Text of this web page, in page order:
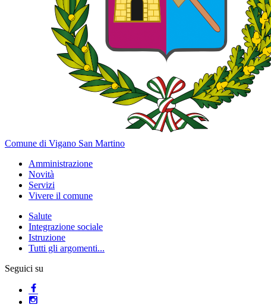
Comune di Vigano San Martino
Amministrazione
Novità
Servizi
Vivere il comune
Salute
Integrazione sociale
Istruzione
Tutti gli argomenti...
Seguici su